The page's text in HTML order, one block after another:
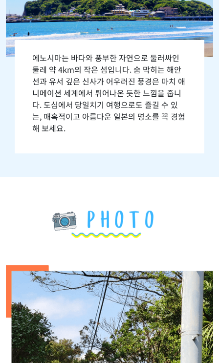
에노시마는 바다와 풍부한 자연으로 둘러싸인
둘레 약 4km의 작은 섬입니다. 숨 막히는 해안
선과 유서 깊은 신사가 어우러진 풍경은 마치 애
니메이션 세계에서 튀어나온 듯한 느낌을 줍니
다. 도심에서 당일치기 여행으로도 즐길 수 있
는, 매혹적이고 아름다운 일본의 명소를 꼭 경험
해 보세요.